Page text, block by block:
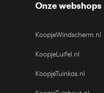
Onze webshops
KoopjeWindscherm.nl
KoopjeLuifel.nl
KoopjeTuinkas.nl